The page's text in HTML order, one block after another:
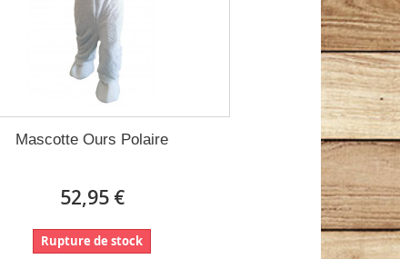
Mascotte Ours Polaire
52,95 €
Rupture de stock